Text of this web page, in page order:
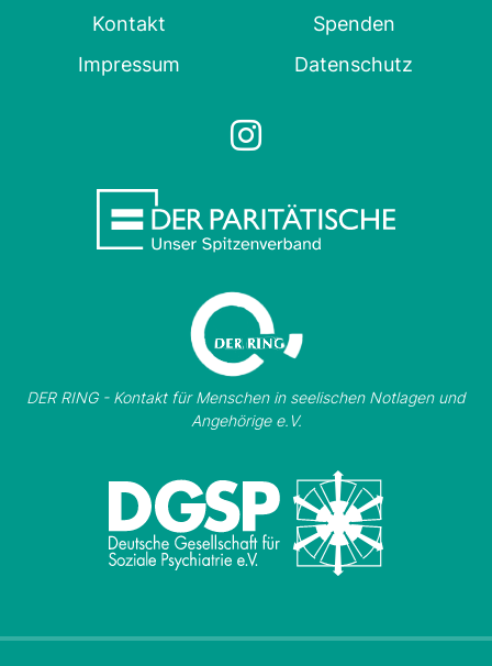
Kontakt
Spenden
Impressum
Datenschutz
DER RING - Kontakt für Menschen in seelischen Notlagen und
Angehörige e.V.